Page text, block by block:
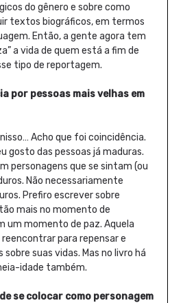
do gênero e sobre como
textos biográficos, em termos
Então, a gente agora tem
a vida de quem está a fim de
tipo de reportagem.
por pessoas mais velhas em
Acho que foi coincidência.
gosto das pessoas já maduras.
personagens que se sintam (ou
Não necessariamente
Prefiro escrever sobre
mais no momento de
um momento de paz. Aquela
para repensar e
suas vidas. Mas no livro há
idade também.
se colocar como personagem